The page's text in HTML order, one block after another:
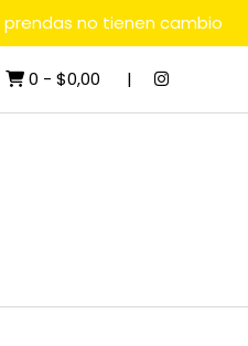
no tienen cambio
0 - $0,00